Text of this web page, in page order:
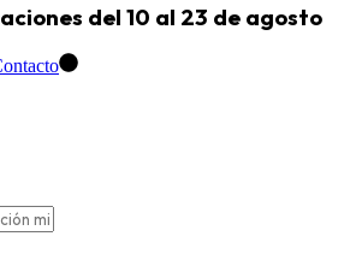
del 10 al 23 de agosto